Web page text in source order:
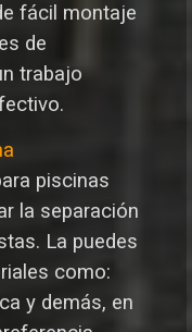
fácil montaje
de
trabajo
piscinas
la separación
La puedes
como:
y demás, en